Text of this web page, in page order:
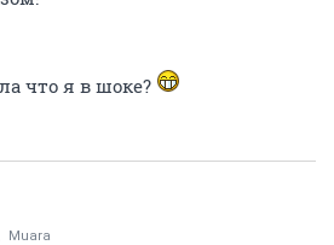
что я в шоке?
Muara